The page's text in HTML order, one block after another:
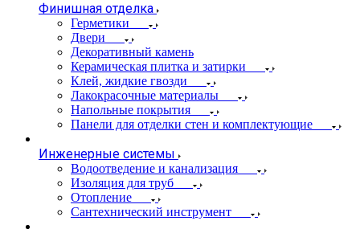
Финишная отделка
Герметики
Двери
Декоративный камень
Керамическая плитка и затирки
Клей, жидкие гвозди
Лакокрасочные материалы
Напольные покрытия
Панели для отделки стен и комплектующие
Инженерные системы
Водоотведение и канализация
Изоляция для труб
Отопление
Сантехнический инструмент